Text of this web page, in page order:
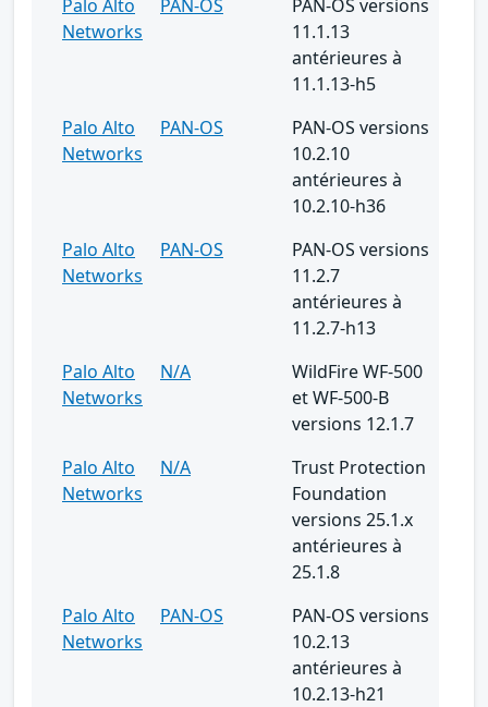
Palo Alto
Networks
PAN-OS
PAN-OS versions
11.1.13
antérieures à
11.1.13-h5
Palo Alto
Networks
PAN-OS
PAN-OS versions
10.2.10
antérieures à
10.2.10-h36
Palo Alto
Networks
PAN-OS
PAN-OS versions
11.2.7
antérieures à
11.2.7-h13
Palo Alto
Networks
N/A
WildFire WF-500
et WF-500-B
versions 12.1.7
Palo Alto
Networks
N/A
Trust Protection
Foundation
versions 25.1.x
antérieures à
25.1.8
Palo Alto
Networks
PAN-OS
PAN-OS versions
10.2.13
antérieures à
10.2.13-h21